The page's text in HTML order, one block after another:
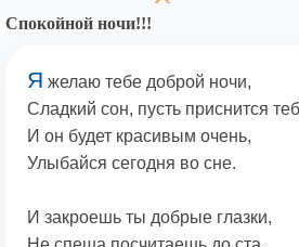
Спокойной ночи!!!
Я желаю тебе доброй ночи,
Сладкий сон, пусть приснится
И он будет красивым очень,
Улыбайся сегодня во сне.
И закроешь ты добрые глазки,